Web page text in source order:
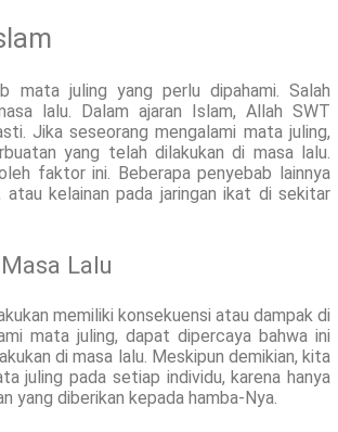
mata juling yang perlu dipahami. Salah
lalu. Dalam ajaran Islam, Allah SWT
Jika seseorang mengalami mata juling,
yang telah dilakukan di masa lalu.
faktor ini. Beberapa penyebab lainnya
kelainan pada jaringan ikat di sekitar
Lalu
memiliki konsekuensi atau dampak di
mata juling, dapat dipercaya bahwa ini
di masa lalu. Meskipun demikian, kita
juling pada setiap individu, karena hanya
yang diberikan kepada hamba-Nya.